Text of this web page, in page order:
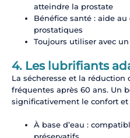
atteindre la prostate
Bénéfice santé : aide
prostatiques
Toujours utiliser avec
4. Les lubrifiants
La sécheresse et la
fréquentes après 60 ans. Un
significativement le confort et
À base d’eau :